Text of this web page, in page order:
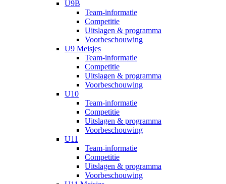
U9B
Team-informatie
Competitie
Uitslagen & programma
Voorbeschouwing
U9 Meisjes
Team-informatie
Competitie
Uitslagen & programma
Voorbeschouwing
U10
Team-informatie
Competitie
Uitslagen & programma
Voorbeschouwing
U11
Team-informatie
Competitie
Uitslagen & programma
Voorbeschouwing